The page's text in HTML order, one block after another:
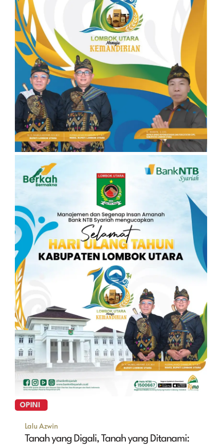
OPINI
Lalu Azwin
Tanah yang Digali, Tanah yang Ditanami: